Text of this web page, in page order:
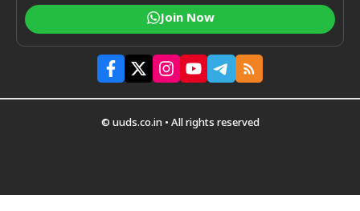
Join Now
© uuds.co.in • All rights reserved